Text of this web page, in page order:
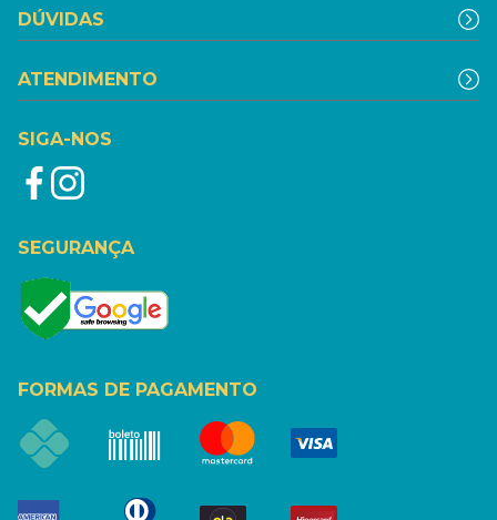
DÚVIDAS
ATENDIMENTO
SIGA-NOS
SEGURANÇA
FORMAS DE PAGAMENTO